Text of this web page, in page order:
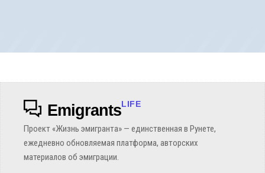
EmigrantsLIFE
Проект «Жизнь эмигранта» — единственная в Рунете,
ежедневно обновляемая платформа, авторских
материалов об эмиграции.